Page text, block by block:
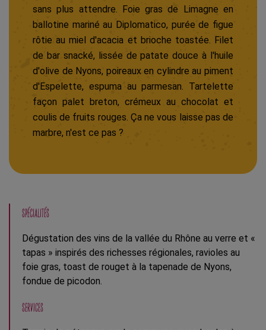
sans plus attendre. Foie gras de Limagne en
ballotine mariné au Diplomatico, purée de figue
rôtie au miel d'acacia et brioche toastée. Filet
de bar snacké, lissée de patate douce à l'huile
d'olive de Nyons, poireaux en cylindre au piment
d'Espelette, espuma au parmesan. Tartelette
façon palet breton, crémeux au chocolat et
coulis de fruits rouges. Ça ne vous laisse pas de
marbre, n'est ce pas ?
SPÉCIALITÉS
Dégustation des vins de la vallée du Rhône au verre et «
tapas » inspirés des richesses régionales, ravioles au
foie gras, toast de rouget à la tapenade de Nyons,
fondue de picodon.
SERVICES